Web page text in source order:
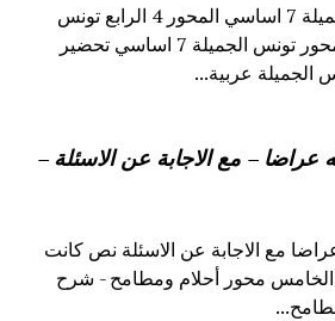
شرح قصيدة تونس الجميلة 7 اساسي المحور 4 الرابع تونس
الجميلة شرح نصوص محور تونس الجميلة 7 اساسي تحضير
عربية...
– مع الاجابة عن الاسئلة –
مع الاجابة عن الاسئلة نص كانت
أماله عراضا المحور 5 الخامس محور أحلام ومطامح - شرح